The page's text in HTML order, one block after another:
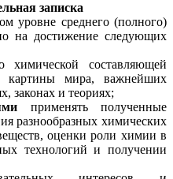
записка
уровне среднего (полного)
на достижение следующих
химической составляющей
картины мира, важнейших
законах и теориях;
применять полученные
разнообразных химических
оценки роли химии в
технологий и получении